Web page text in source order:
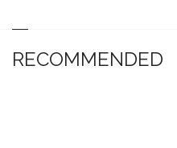
RECOMMENDED